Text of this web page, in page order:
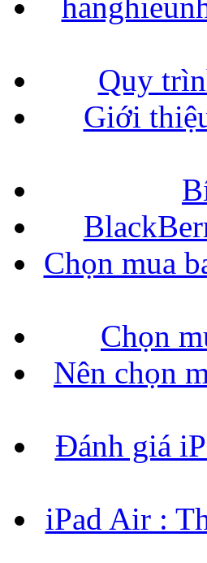
Quy
Giới
Chọn mua
Chọn
Nên chọn
Đánh giá
iPad Air :